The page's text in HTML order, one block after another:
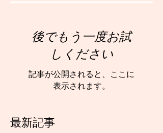
最新記事
後でもう一度お試
しください
記事が公開されると、ここに
表示されます。